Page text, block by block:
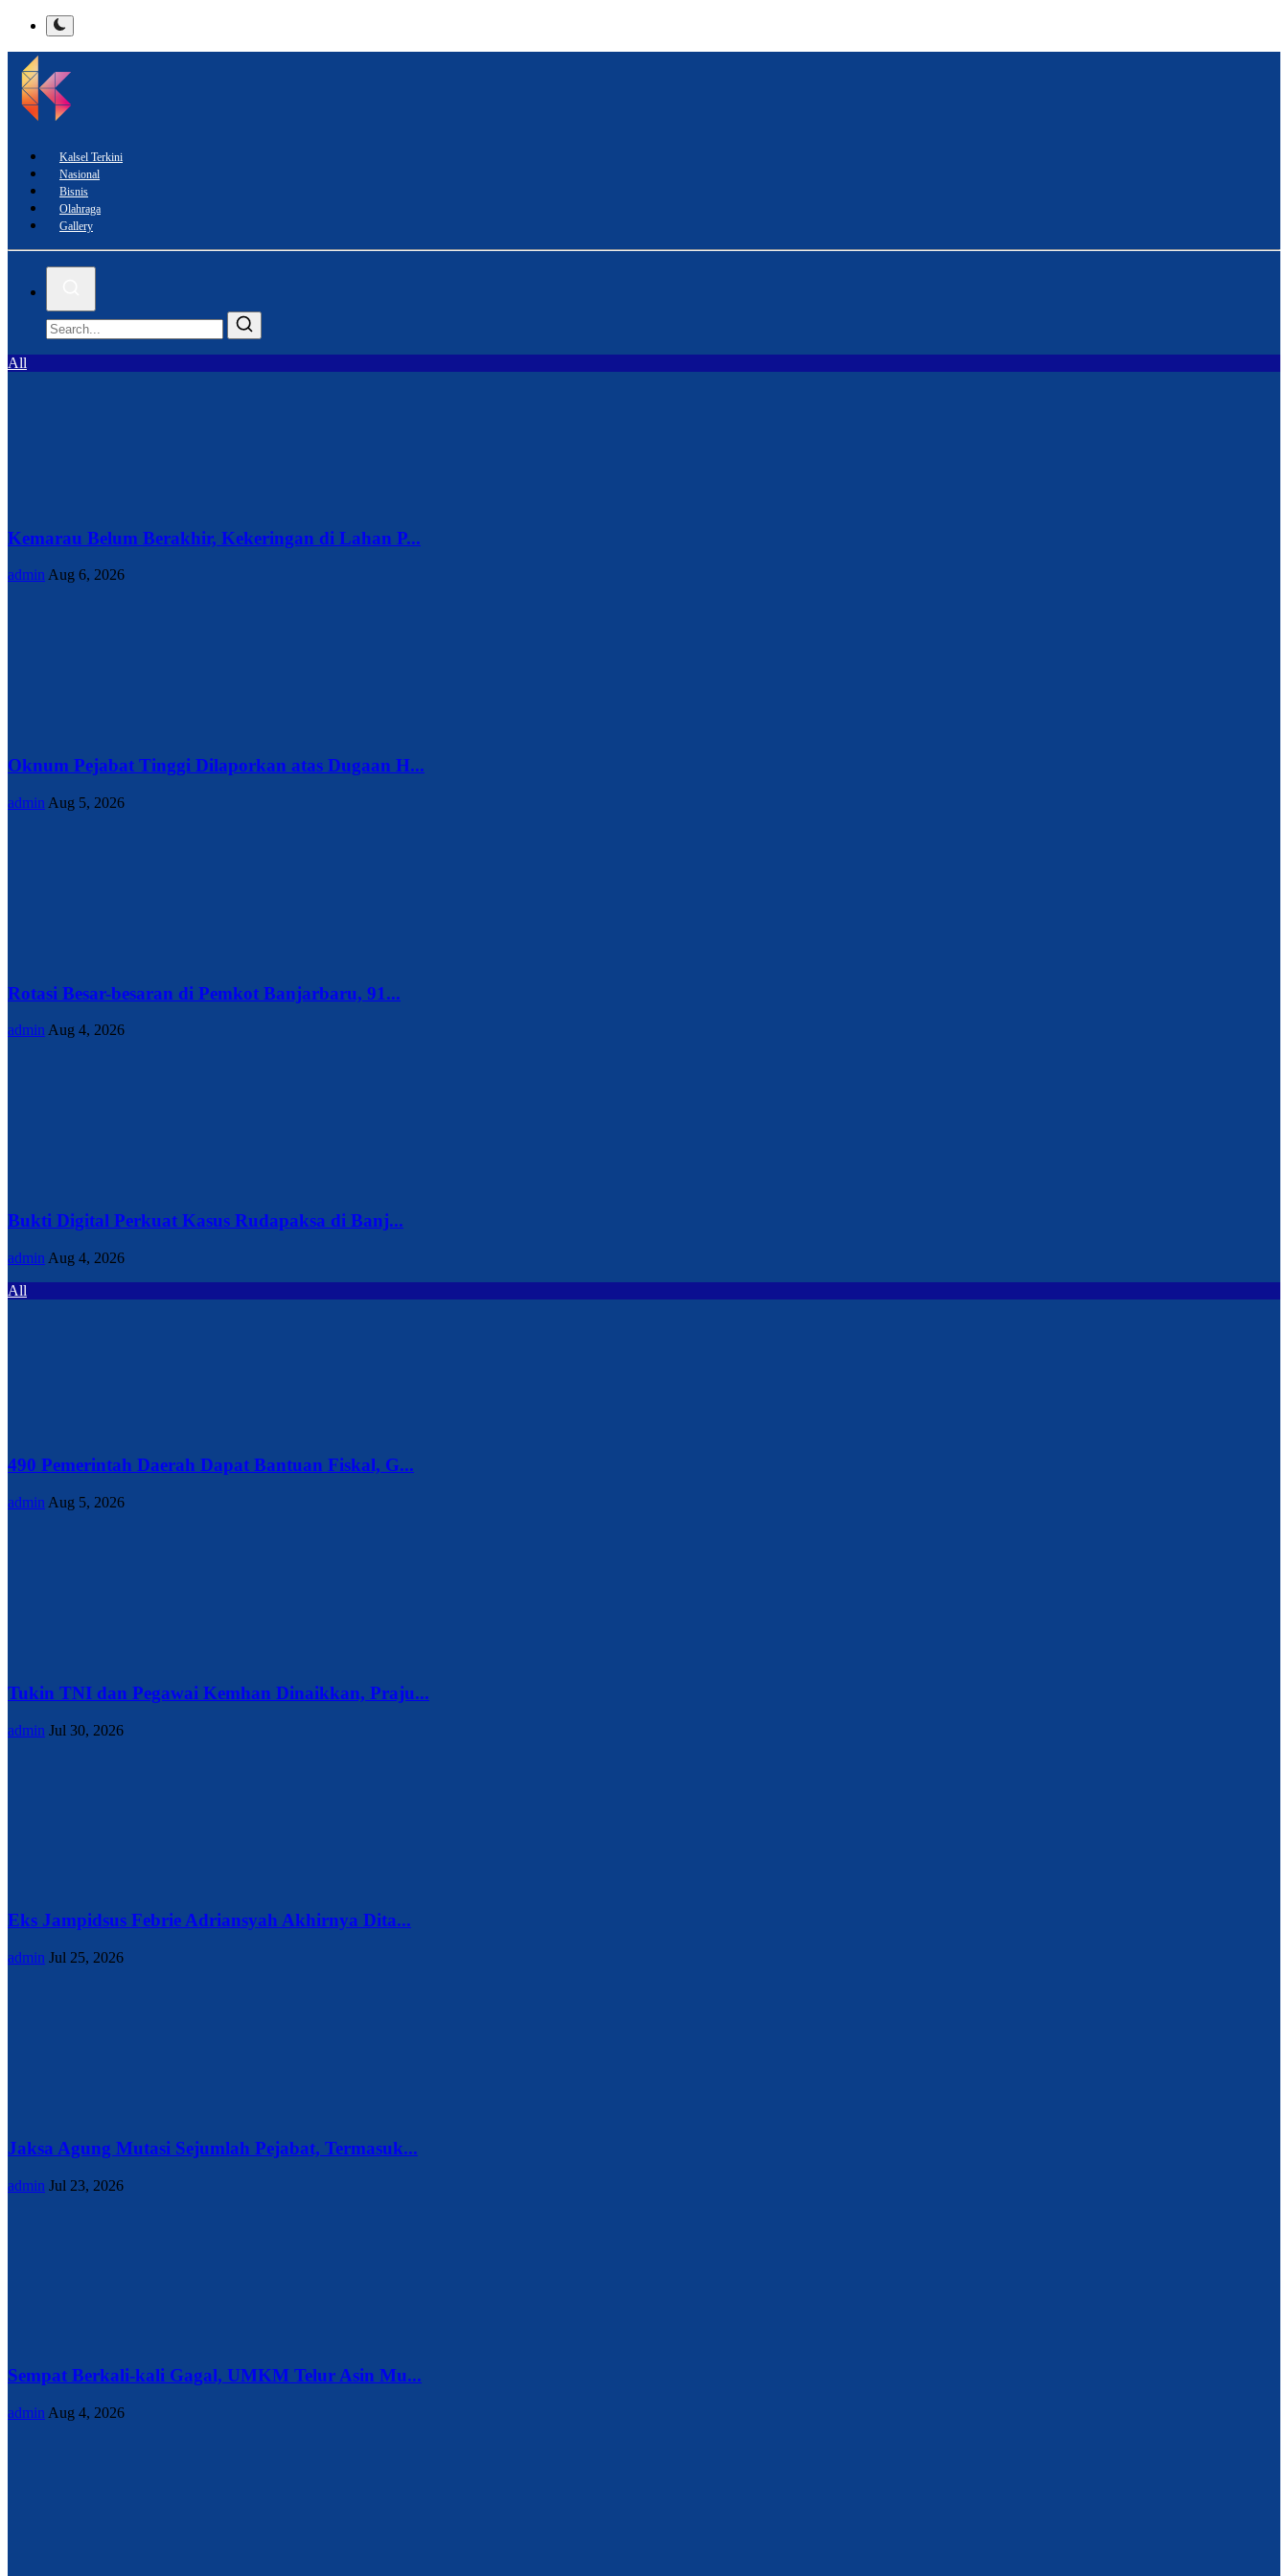
Kalsel Terkini
Nasional
Bisnis
Olahraga
Gallery
All
Kemarau Belum Berakhir, Kekeringan di Lahan P...
adminAug 6, 2026
Oknum Pejabat Tinggi Dilaporkan atas Dugaan H...
admin Aug 5, 2026
Rotasi Besar-besaran di Pemkot Banjarbaru, 91...
admin Aug 4, 2026
Bukti Digital Perkuat Kasus Rudapaksa di Banj...
admin Aug 4, 2026
All
490 Pemerintah Daerah Dapat Bantuan Fiskal, G...
admin Aug 5, 2026
Tukin TNI dan Pegawai Kemhan Dinaikkan, Praju...
admin Jul 30, 2026
Eks Jampidsus Febrie Adriansyah Akhirnya Dita...
admin Jul 25, 2026
Jaksa Agung Mutasi Sejumlah Pejabat, Termasuk...
admin Jul 23, 2026
Sempat Berkali-kali Gagal, UMKM Telur Asin Mu...
admin Aug 4, 2026